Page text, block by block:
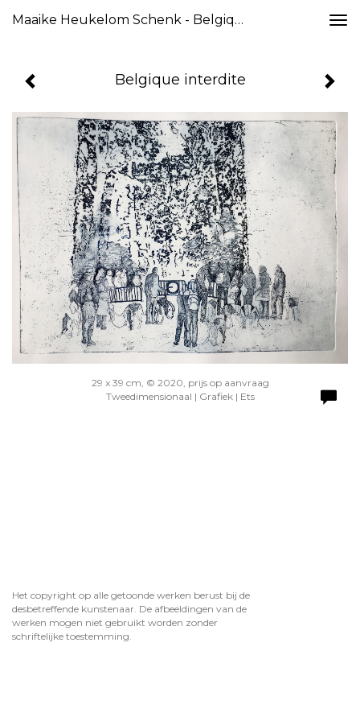
Maaike Heukelom Schenk - Belgique Interdite
Belgique interdite
29 x 39 cm, © 2020, prijs op aanvraag
Tweedimensionaal | Grafiek | Ets
Het copyright op alle getoonde werken berust bij de
desbetreffende kunstenaar. De afbeeldingen van de
werken mogen niet gebruikt worden zonder
schriftelijke toestemming.